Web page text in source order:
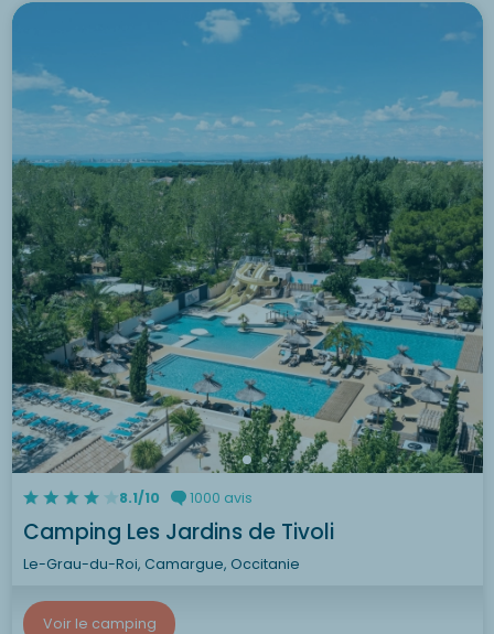
8.1/10 1000 avis
Camping Les Jardins de Tivoli
Le-Grau-du-Roi, Camargue, Occitanie
Voir le camping